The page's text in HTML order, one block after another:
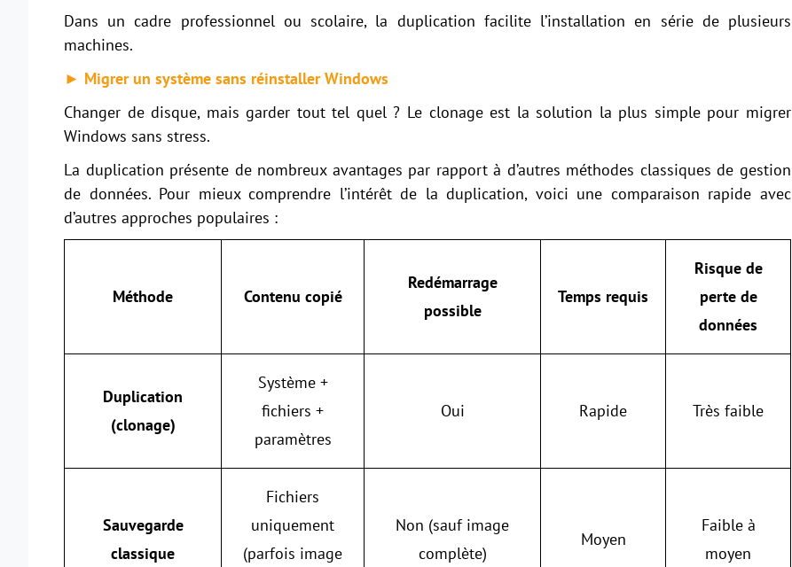
Dans un cadre professionnel ou scolaire, la duplication facilite l’installation en série de plusieurs
machines.
► Migrer un système sans réinstaller Windows
Changer de disque, mais garder tout tel quel ? Le clonage est la solution la plus simple pour migrer
Windows sans stress.
La duplication présente de nombreux avantages par rapport à d’autres méthodes classiques de gestion
de données. Pour mieux comprendre l’intérêt de la duplication, voici une comparaison rapide avec
d’autres approches populaires :
Méthode Contenu copié
Redémarrage
possible
Temps requis
Risque de
perte de
données
Duplication
(clonage)
Système +
fichiers +
paramètres
Oui Rapide Très faible
Sauvegarde
classique
Fichiers
uniquement
(parfois image
Non (sauf image
complète)
Moyen
Faible à
moyen